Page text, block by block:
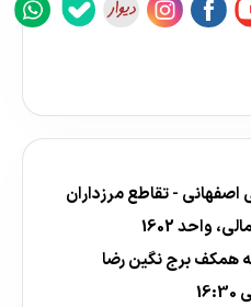
- تقاطع مرزداران
همکف برج نگین رضا